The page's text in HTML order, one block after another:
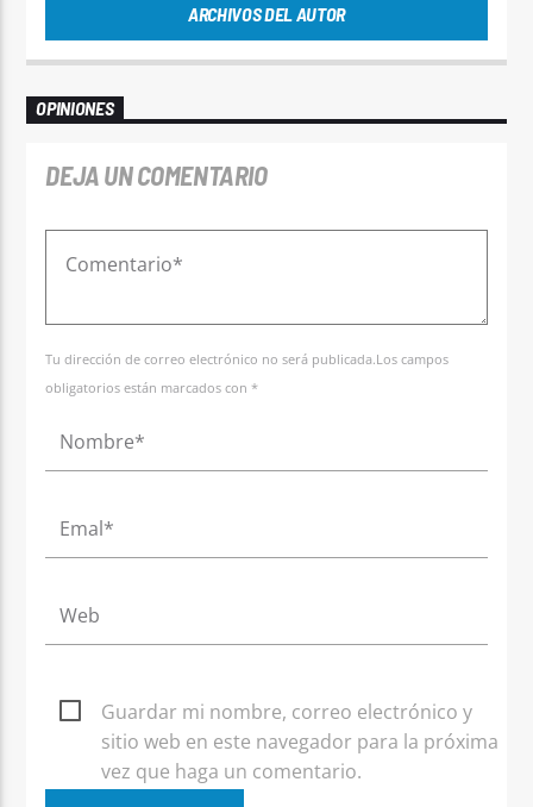
ARCHIVOS DEL AUTOR
OPINIONES
DEJA UN COMENTARIO
Tu dirección de correo electrónico no será publicada.Los campos
obligatorios están marcados con *
Guardar mi nombre, correo electrónico y
sitio web en este navegador para la próxima
vez que haga un comentario.